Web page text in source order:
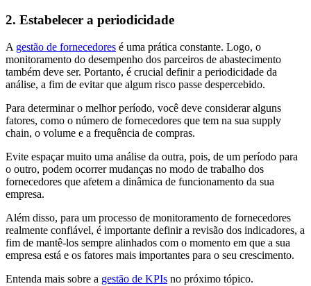
2. Estabelecer a periodicidade
A gestão de fornecedores é uma prática constante. Logo, o
monitoramento do desempenho dos parceiros de abastecimento
também deve ser. Portanto, é crucial definir a periodicidade da
análise, a fim de evitar que algum risco passe despercebido.
Para determinar o melhor período, você deve considerar alguns
fatores, como o número de fornecedores que tem na sua supply
chain, o volume e a frequência de compras.
Evite espaçar muito uma análise da outra, pois, de um período para
o outro, podem ocorrer mudanças no modo de trabalho dos
fornecedores que afetem a dinâmica de funcionamento da sua
empresa.
Além disso, para um processo de monitoramento de fornecedores
realmente confiável, é importante definir a revisão dos indicadores, a
fim de mantê-los sempre alinhados com o momento em que a sua
empresa está e os fatores mais importantes para o seu crescimento.
Entenda mais sobre a gestão de KPIs no próximo tópico.